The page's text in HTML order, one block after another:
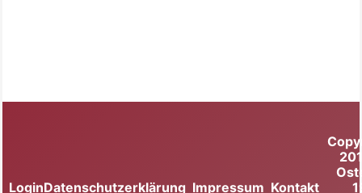
LoginDatenschutzerklärung Impressum Kontakt